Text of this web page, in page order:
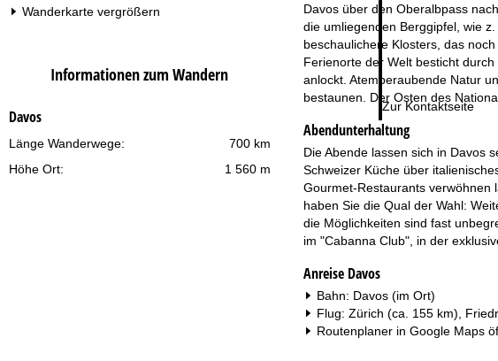
Zur Kontaktseite
Wanderkarte vergrößern
Informationen zum Wandern
Davos
700 km
Länge Wanderwege:
1 560 m
Höhe Ort:
Davos über den Oberalbpass
die umliegenden Berggipfel, wie
beschaulichere Klosters, das
Ferienorte der Welt besticht
anlockt. Atemberaubende Natur
bestaunen. Der Osten des
Abendunterhaltung
Die Abende lassen sich in Davos
Schweizer Küche über
Gourmet-Restaurants verwöhnen
haben Sie die Qual der Wahl:
die Möglichkeiten sind fast
im "Cabanna Club", in der
Anreise Davos
Bahn: Davos (im Ort)
Flug: Zürich (ca. 155 km),
Routenplaner in Google Maps